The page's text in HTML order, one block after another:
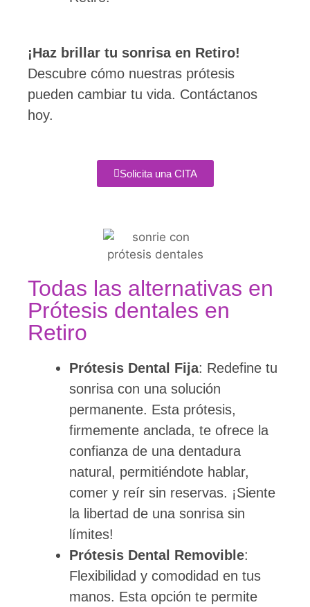
¡Haz brillar tu sonrisa en Retiro!
Descubre cómo nuestras prótesis
pueden cambiar tu vida. Contáctanos
hoy.
Solicita una CITA
Todas las alternativas en
Prótesis dentales en
Retiro
Prótesis Dental Fija: Redefine tu
sonrisa con una solución
permanente. Esta prótesis,
firmemente anclada, te ofrece la
confianza de una dentadura
natural, permitiéndote hablar,
comer y reír sin reservas. ¡Siente
la libertad de una sonrisa sin
límites!
Prótesis Dental Removible:
Flexibilidad y comodidad en tus
manos. Esta opción te permite